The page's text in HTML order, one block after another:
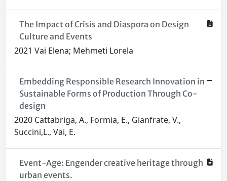
The Impact of Crisis and Diaspora on Design
Culture and Events
2021 Vai Elena; Mehmeti Lorela
Embedding Responsible Research Innovation in
Sustainable Forms of Production Through Co-
design
2020 Cattabriga, A., Formia, E., Gianfrate, V.,
Succini,L., Vai, E.
Event-Age: Engender creative heritage through
urban events.